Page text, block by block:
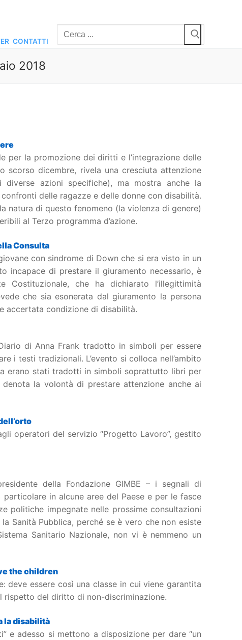
CONTATTI
Cerca:
2018
per la promozione dei diritti e l’integrazione delle
scorso dicembre, rivela una cresciuta attenzione
azioni specifiche), ma mostra anche la
delle ragazze e delle donne con disabilità.
natura di questo fenomeno (la violenza di genere)
al Terzo programma d’azione.
Consulta
con sindrome di Down che si era visto in un
incapace di prestare il giuramento necessario, è
Costituzionale, che ha dichiarato l’illegittimità
che sia esonerata dal giuramento la persona
accertata condizione di disabilità.
di Anna Frank tradotto in simboli per essere
i testi tradizionali. L’evento si colloca nell’ambito
erano stati tradotti in simboli soprattutto libri per
la volontà di prestare attenzione anche ai
operatori del servizio “Progetto Lavoro”, gestito
della Fondazione GIMBE – i segnali di
in alcune aree del Paese e per le fasce
politiche impegnate nelle prossime consultazioni
Sanità Pubblica, perché se è vero che non esiste
Sanitario Nazionale, non vi è nemmeno un
the children
deve essere così una classe in cui viene garantita
rispetto del diritto di non-discriminazione.
la disabilità
e adesso si mettono a disposizione per dare “un